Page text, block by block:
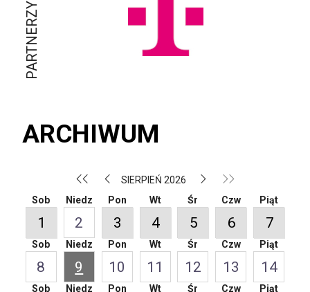
PARTNERZY
ARCHIWUM
SIERPIEŃ 2026
Sob
1
Niedz
2
Pon
3
Wt
4
Śr
5
Czw
6
Piąt
7
Sob
8
Niedz
9
Pon
10
Wt
11
Śr
12
Czw
13
Piąt
14
Sob Niedz Pon Wt Śr Czw Piąt